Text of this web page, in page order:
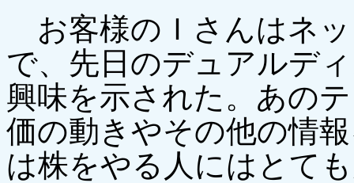
お客様のＩさんはネ
で、先日のデュアルデ
興味を示された。あの
価の動きやその他の情
は株をやる人にはとて